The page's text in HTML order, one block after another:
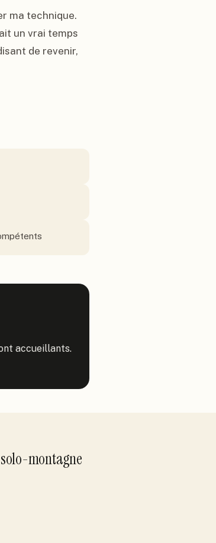
ma technique.
un vrai temps
de revenir,
accueillants.
solo-montagne